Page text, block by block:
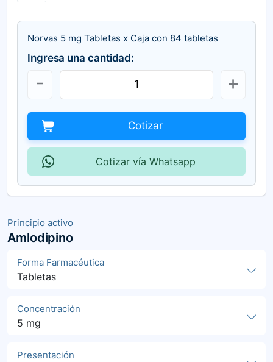
Principio activo
Amlodipino
Forma Farmacéutica
Tabletas
Concentración
5 mg
Presentación
Norvas 5 mg Tabletas x Caja con 84 tabletas
Ingresa una cantidad:
Cotizar
Cotizar vía Whatsapp